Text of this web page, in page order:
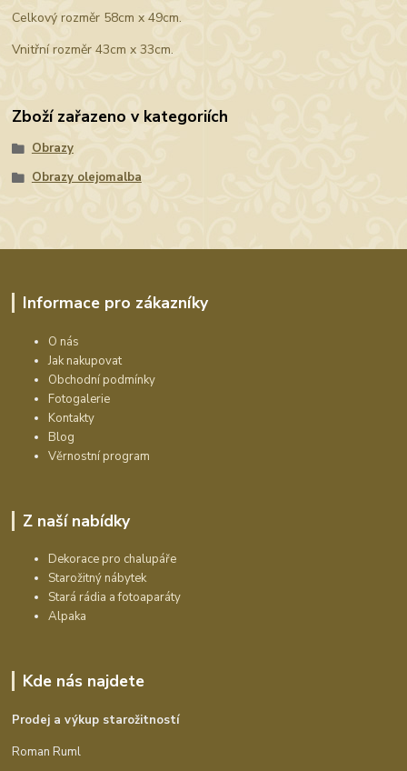
Celkový rozměr 58cm x 49cm.
Vnitřní rozměr 43cm x 33cm.
Zboží zařazeno v kategoriích
Obrazy
Obrazy olejomalba
Informace pro zákazníky
O nás
Jak nakupovat
Obchodní podmínky
Fotogalerie
Kontakty
Blog
Věrnostní program
Z naší nabídky
Dekorace pro chalupáře
Starožitný nábytek
Stará rádia a fotoaparáty
Alpaka
Kde nás najdete
Prodej a výkup starožitností
Roman Ruml